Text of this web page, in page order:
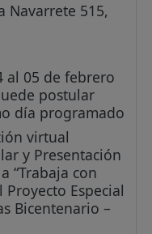
Navarrete 515,
al 05 de febrero
postular
día programado
virtual
y Presentación
“Trabaja con
Especial
Bicentenario –